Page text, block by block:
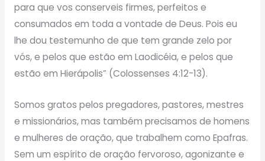
para que vos conserveis firmes, perfeitos e
consumados em toda a vontade de Deus. Pois eu
lhe dou testemunho de que tem grande zelo por
vós, e pelos que estão em Laodicéia, e pelos que
estão em Hierápolis” (Colossenses 4:12-13).
Somos gratos pelos pregadores, pastores, mestres
e missionários, mas também precisamos de homens
e mulheres de oração, que trabalhem como Epafras.
Sem um espírito de oração fervoroso, agonizante e